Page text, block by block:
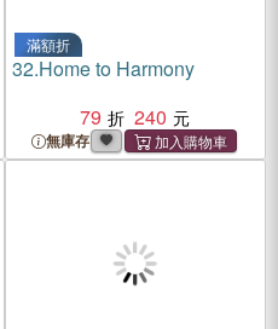
滿額折
32.Home to Harmony
79
240
無庫存